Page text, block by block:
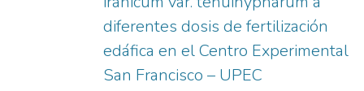
diferentes dosis de fertilización
edáfica en el Centro Experimental
San Francisco – UPEC